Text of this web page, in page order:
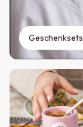
Geschenksets